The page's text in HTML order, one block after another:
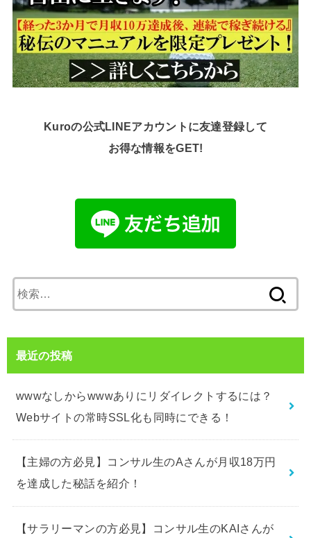
Kuroの公式LINEアカウントに友達登録して
お得な情報をGET!
索:
最近の投稿
wwwなしからwwwありにリダイレクトするには？
Webサイトの常時SSL化も同時にできる！
【主婦の方必見】コンサル生のAさんが月収18万円
を達成した秘話を紹介！
【サラリーマンの方必見】コンサル生のKAIさんが